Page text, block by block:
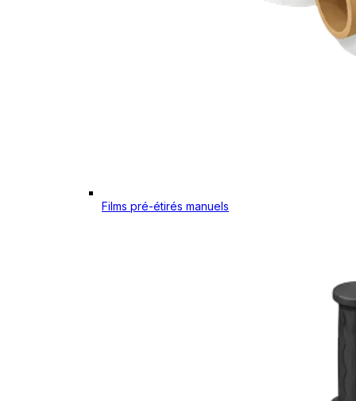
Films pré-étirés manuels